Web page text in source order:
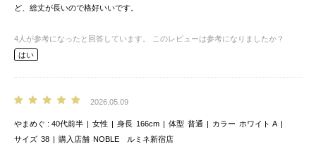
ど、総丈が長いので格好いいです。
4 人が参考になったと回答しています。
このレビューは参考になりましたか？
はい
2026.05.09
やまめぐ 40代前半 女性 身長 166cm 体型 普通 カラー ホワイト A
サイズ 38 購入店舗 NOBLE ルミネ新宿店